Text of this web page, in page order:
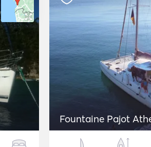
Fountaine Pajot